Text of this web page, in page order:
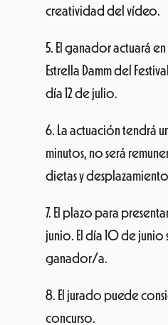
creatividad del vídeo.
5. El ganador actuará
Estrella Damm del
día 12 de julio.
6. La actuación tendrá
minutos, no será
dietas y
7. El plazo para
junio. El día 10 de junio
ganador/a.
8. El jurado puede
concurso.